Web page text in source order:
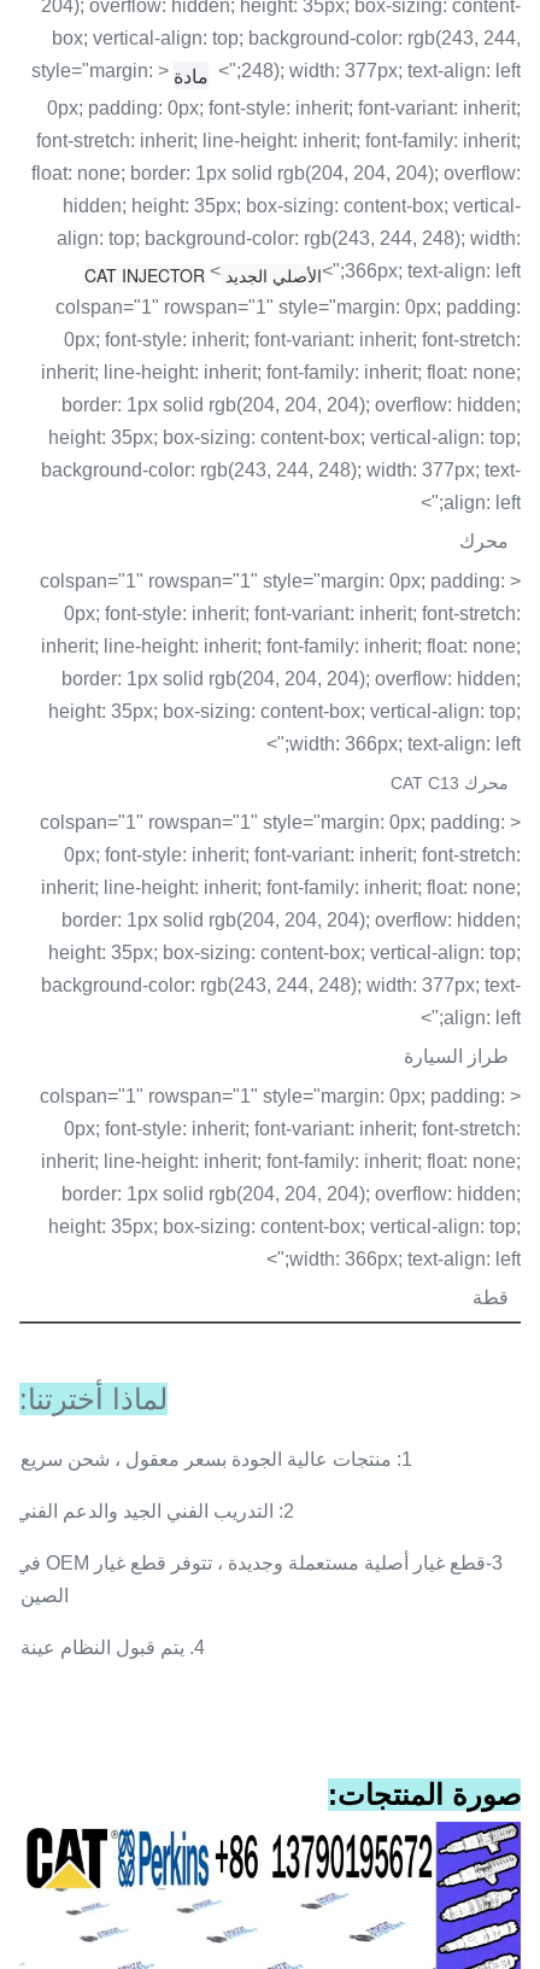
204); overflow: hidden; height: 35px; box-sizing: content-
box; vertical-align: top; background-color: rgb(243, 244,
248); width: 377px; text-align: left;">
مادة
< style="margin:
0px; padding: 0px; font-style: inherit; font-variant: inherit;
font-stretch: inherit; line-height: inherit; font-family: inherit;
float: none; border: 1px solid rgb(204, 204, 204); overflow:
hidden; height: 35px; box-sizing: content-box; vertical-
align: top; background-color: rgb(243, 244, 248); width:
366px; text-align: left;">
الأصلي الجديد CAT INJECTOR <
colspan="1" rowspan="1" style="margin: 0px; padding:
0px; font-style: inherit; font-variant: inherit; font-stretch:
inherit; line-height: inherit; font-family: inherit; float: none;
border: 1px solid rgb(204, 204, 204); overflow: hidden;
height: 35px; box-sizing: content-box; vertical-align: top;
background-color: rgb(243, 244, 248); width: 377px; text-
align: left;">
محرك
< colspan="1" rowspan="1" style="margin: 0px; padding:
0px; font-style: inherit; font-variant: inherit; font-stretch:
inherit; line-height: inherit; font-family: inherit; float: none;
border: 1px solid rgb(204, 204, 204); overflow: hidden;
height: 35px; box-sizing: content-box; vertical-align: top;
width: 366px; text-align: left;">
محرك CAT C13
< colspan="1" rowspan="1" style="margin: 0px; padding:
0px; font-style: inherit; font-variant: inherit; font-stretch:
inherit; line-height: inherit; font-family: inherit; float: none;
border: 1px solid rgb(204, 204, 204); overflow: hidden;
height: 35px; box-sizing: content-box; vertical-align: top;
background-color: rgb(243, 244, 248); width: 377px; text-
align: left;">
طراز السيارة
< colspan="1" rowspan="1" style="margin: 0px; padding:
0px; font-style: inherit; font-variant: inherit; font-stretch:
inherit; line-height: inherit; font-family: inherit; float: none;
border: 1px solid rgb(204, 204, 204); overflow: hidden;
height: 35px; box-sizing: content-box; vertical-align: top;
width: 366px; text-align: left;">
قطة
لماذا أخترتنا:
1: منتجات عالية الجودة بسعر معقول ، شحن سريع.
2: التدريب الفني الجيد والدعم الفني
3-قطع غيار أصلية مستعملة وجديدة ، تتوفر قطع غيار OEM في
الصين.
4. يتم قبول النظام عينة.
صورة المنتجات: